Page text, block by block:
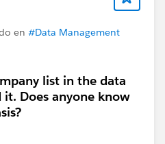
en #Data Management
list in the data
Does anyone know